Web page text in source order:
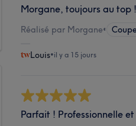
Morgane, toujours au top !
Réalisé par Morgane•
Louis•il y a 15 jours
Parfait ! Professionnelle